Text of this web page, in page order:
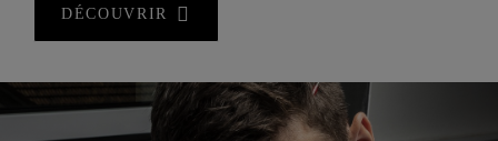
DÉCOUVRIR